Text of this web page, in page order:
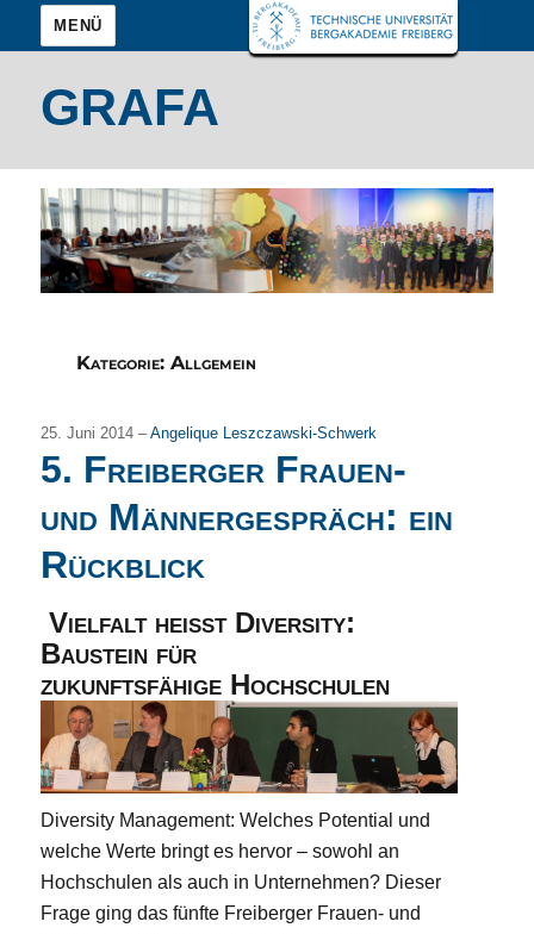
MENÜ
GRAFA
Kategorie: Allgemein
25. Juni 2014 –Angelique Leszczawski-Schwerk
5. Freiberger Frauen-
und Männergespräch: ein
Rückblick
Vielfalt heißt Diversity:
Baustein für
zukunftsfähige Hochschulen
Diversity Management: Welches Potential und
welche Werte bringt es hervor – sowohl an
Hochschulen als auch in Unternehmen? Dieser
Frage ging das fünfte Freiberger Frauen- und